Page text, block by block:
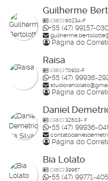
Guilherme
CRECI60234-F
+55 (47) 99157-
Página do
Raisa
CRECI70910-F
+55 (47) 99936-
Página do
Daniel
CRECI32503- F
+55 (47) 99936-
Página do
Bia Lolato
CRECI39987
+55 (47) 99771-